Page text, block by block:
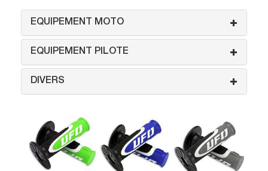
EQUIPEMENT MOTO
EQUIPEMENT PILOTE
DIVERS